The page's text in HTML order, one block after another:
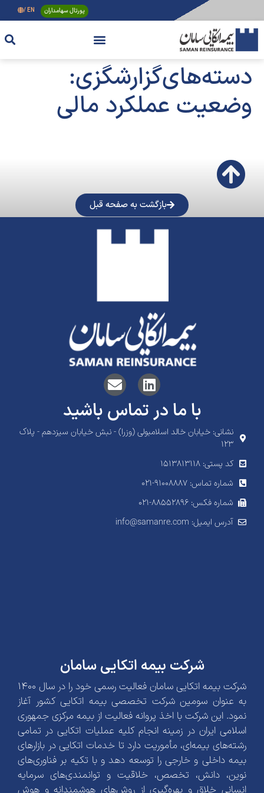
پورتال سهامداران EN /
دسته‌های‌گزارشگزی:
وضعیت عملکرد مالی
بازگشت به صفحه قبل
با ما در تماس باشید
نشانی: خیابان خالد اسلامبولی (وزرا) - نبش خیابان سیزدهم - پلاک
۱۲۳
کد پستی: 1513813118
شماره تماس: ۹۱۰۰۸۸۸۷-۰۲۱
شماره فکس: ۸۸۵۵۲۸۹۶-۰۲۱
آدرس ایمیل: info@samanre.com
شرکت بیمه اتکایی سامان
شرکت بیمه اتکایی سامان فعالیت رسمی خود را در سال 1400
به عنوان سومین شرکت تخصصی بیمه اتکایی کشور آغاز
نمود. این شرکت با اخذ پروانه فعالیت از بیمه مرکزی جمهوری
اسلامی ایران در زمینه انجام کلیه عملیات اتکایی در تمامی
رشته‌های بیمه‌ای، مأموریت دارد تا خدمات اتکایی در بازارهای
بیمه داخلی و خارجی را توسعه دهد و با تکیه بر فناوری‌های
نوین، دانش، تخصص، خلاقیت و توانمندی‌های سرمایه